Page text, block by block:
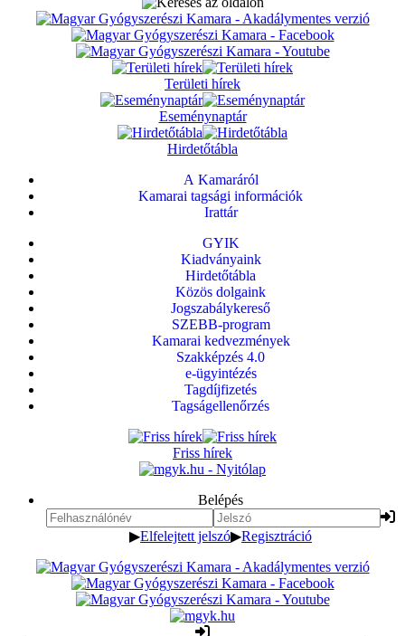
Területi hírek
Eseménynaptár
Hirdetőtábla
A Kamaráról
Kamarai tagsági információk
Irattár
GYIK
Kiadványaink
Hirdetőtábla
Közös dolgaink
Jogszabálykereső
SZEBB-program
Kamarai kedvezmények
Szakképzés 4.0
e-ügyintézés
Tagdíjfizetés
Tagságellenőrzés
Friss hírek
Belépés
▶Elfelejtett jelszó▶Regisztráció